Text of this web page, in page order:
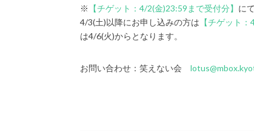
※
【チゲット：4/2(金)23:59まで受付分】 に
4/3(土)以降にお申し込みの方は 【チゲット
は4/6(火)からとなります。
お問い合わせ：笑えない会